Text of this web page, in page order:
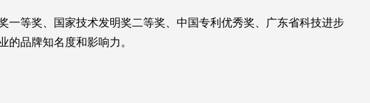
等奖、国家技术发明奖二等奖、中国专利优秀奖、广东省科技进步
品牌知名度和影响力。